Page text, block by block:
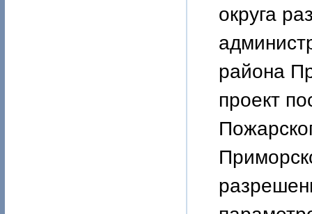
округа
района
проект